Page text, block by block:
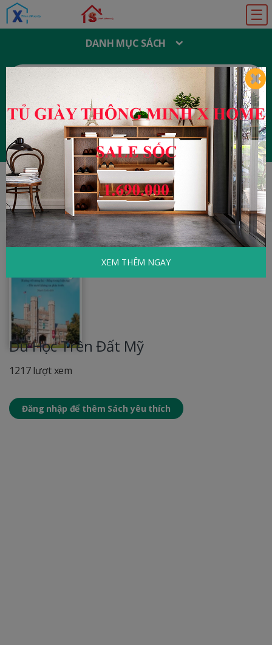
☰
DANH MỤC SÁCH
T
M
I
:
Đăng ký Đăng nhập
HOME Tâm Lý - Kỹ Năng Sống
Du Học
Trên Đất Mỹ
Du Học Trên Đất Mỹ
1217 lượt xem
Đăng nhập để thêm Sách yêu thích
XEM THÊM NGAY